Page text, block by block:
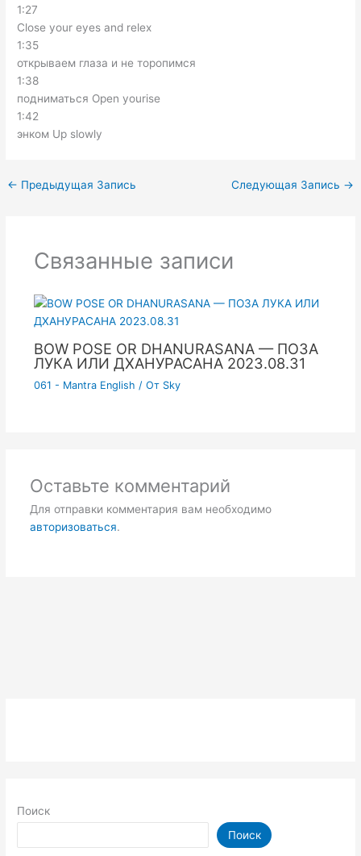
1:27
Close your eyes and relex
1:35
открываем глаза и не торопимся
1:38
подниматься Open yourise
1:42
энком Up slowly
← Предыдущая Запись Следующая Запись →
Связанные записи
BOW POSE OR DHANURASANA — ПОЗА
ЛУКА ИЛИ ДХАНУРАСАНА 2023.08.31
061 - Mantra English / От Sky
Оставьте комментарий
Для отправки комментария вам необходимо
авторизоваться.
Поиск
Поиск